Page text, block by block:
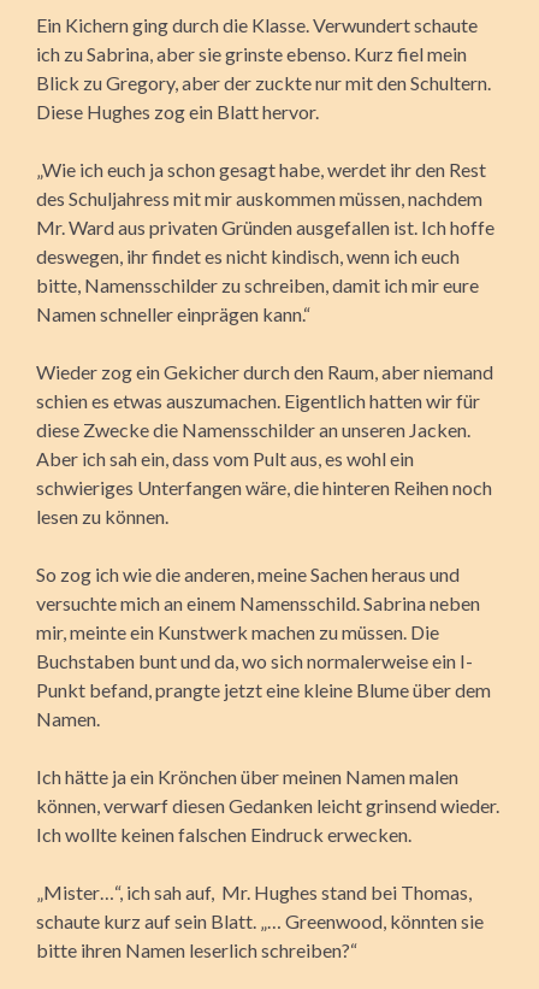
Ein Kichern ging durch die Klasse. Verwundert schaute
ich zu Sabrina, aber sie grinste ebenso. Kurz fiel mein
Blick zu Gregory, aber der zuckte nur mit den Schultern.
Diese Hughes zog ein Blatt hervor.
„Wie ich euch ja schon gesagt habe, werdet ihr den Rest
des Schuljahress mit mir auskommen müssen, nachdem
Mr. Ward aus privaten Gründen ausgefallen ist. Ich hoffe
deswegen, ihr findet es nicht kindisch, wenn ich euch
bitte, Namensschilder zu schreiben, damit ich mir eure
Namen schneller einprägen kann.“
Wieder zog ein Gekicher durch den Raum, aber niemand
schien es etwas auszumachen. Eigentlich hatten wir für
diese Zwecke die Namensschilder an unseren Jacken.
Aber ich sah ein, dass vom Pult aus, es wohl ein
schwieriges Unterfangen wäre, die hinteren Reihen noch
lesen zu können.
So zog ich wie die anderen, meine Sachen heraus und
versuchte mich an einem Namensschild. Sabrina neben
mir, meinte ein Kunstwerk machen zu müssen. Die
Buchstaben bunt und da, wo sich normalerweise ein I-
Punkt befand, prangte jetzt eine kleine Blume über dem
Namen.
Ich hätte ja ein Krönchen über meinen Namen malen
können, verwarf diesen Gedanken leicht grinsend wieder.
Ich wollte keinen falschen Eindruck erwecken.
„Mister…“, ich sah auf, Mr. Hughes stand bei Thomas,
schaute kurz auf sein Blatt. „… Greenwood, könnten sie
bitte ihren Namen leserlich schreiben?“